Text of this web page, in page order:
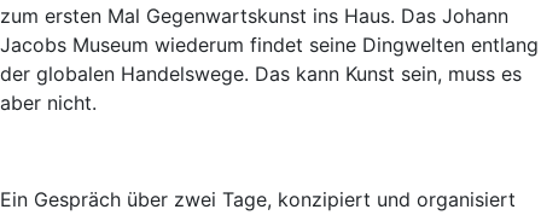
zum ersten Mal Gegenwartskunst ins Haus. Das Johann
Jacobs Museum wiederum findet seine Dingwelten entlang
der globalen Handelswege. Das kann Kunst sein, muss es
aber nicht.
Ein Gespräch über zwei Tage, konzipiert und organisiert